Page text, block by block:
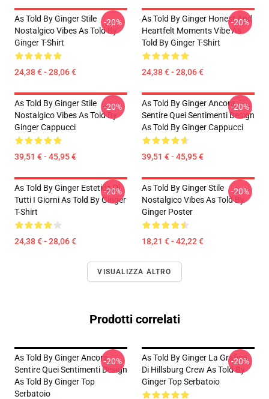
As Told By Ginger Stile
Nostalgico Vibes As Told By
Ginger T-Shirt
24,38 € - 28,06 €
-20%
As Told By Ginger Honest And
Heartfelt Moments Vibe As
Told By Ginger T-Shirt
24,38 € - 28,06 €
-20%
As Told By Ginger Stile
Nostalgico Vibes As Told By
Ginger Cappucci
39,51 € - 45,95 €
-20%
As Told By Ginger Ancora
Sentire Quei Sentimenti Design
As Told By Ginger Cappucci
39,51 € - 45,95 €
-20%
As Told By Ginger Estetica Di
Tutti I Giorni As Told By Ginger
T-Shirt
24,38 € - 28,06 €
-20%
As Told By Ginger Stile
Nostalgico Vibes As Told By
Ginger Poster
18,21 € - 42,22 €
-20%
VISUALIZZA ALTRO
Prodotti correlati
As Told By Ginger Ancora
Sentire Quei Sentimenti Design
As Told By Ginger Top
Serbatoio
-20%
As Told By Ginger La Grafica
Di Hillsburg Crew As Told By
Ginger Top Serbatoio
-20%